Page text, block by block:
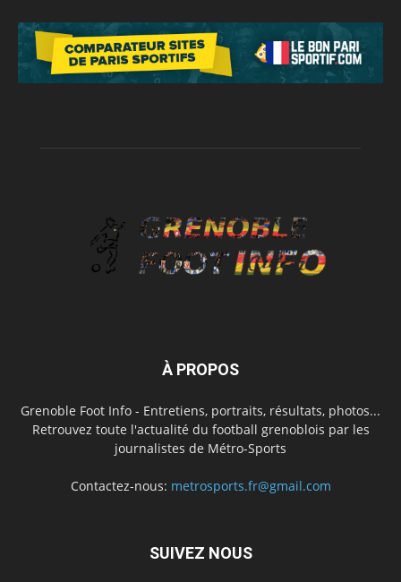
À PROPOS
Grenoble Foot Info - Entretiens, portraits, résultats, photos...
Retrouvez toute l'actualité du football grenoblois par les
journalistes de Métro-Sports
Contactez-nous: metrosports.fr@gmail.com
SUIVEZ NOUS